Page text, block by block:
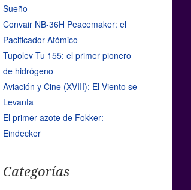
Sueño
Convair NB-36H Peacemaker: el
Pacificador Atómico
Tupolev Tu 155: el primer pionero
de hidrógeno
Aviación y Cine (XVIII): El Viento se
Levanta
El primer azote de Fokker:
Eindecker
Categorías